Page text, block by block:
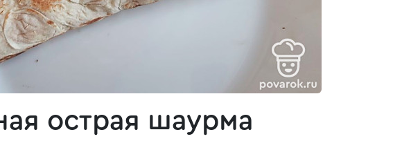
острая шаурма